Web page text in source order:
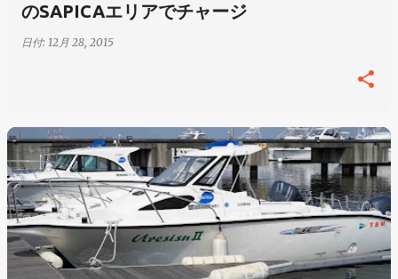
のSAPICAエリアでチャージ
日付: 12月 28, 2015